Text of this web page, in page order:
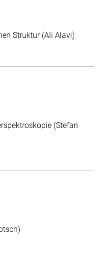
Struktur (Ali Alavi)
(Stefan